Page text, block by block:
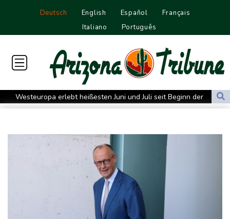
Deutsch English Español
Français
Italiano
Português
Westeuropa erlebt heißesten Juni und Juli seit Beginn der
Aufzeichnungen
davon im Gazastreifen
Trump verzichtet offenbar vorerst auf Angriffe auf Iran: "Halten
Trauer um Jorge Messi: Fußballstar Lionel Messi nimmt Abschied
von seinem Vater
Nowitzki trauert um ersten NBA-Coach Nelson: "RIP, Legende"